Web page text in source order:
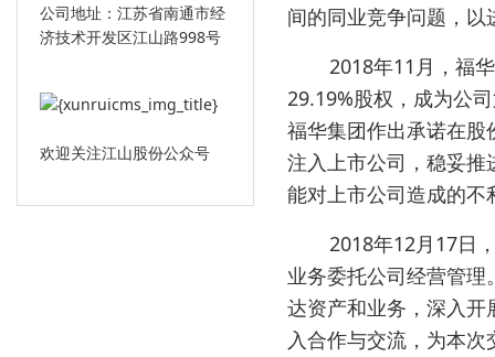
公司地址：江苏省南通市经
济技术开发区江山路998号
欢迎关注江山股份公众号
间的同业竞争问题，
2018年11 月，福
29.19%股权，成为公
福华集团作出承诺在股
注入上市公司，稳妥推
能对上市公司造成的不
2018年12 月 17日
业务委托公司经营管理
达资产和业务，深入开
入合作与交流，为本